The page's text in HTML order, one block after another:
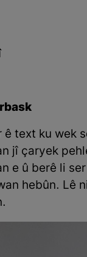
ê text ku wek
jî çaryek
e û berê li
hebûn. Lê